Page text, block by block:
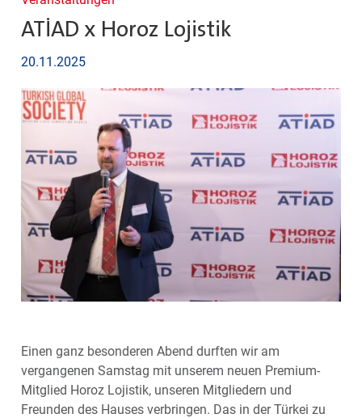
ATİAD x Horoz Lojistik
20.11.2025
Einen ganz besonderen Abend durften wir am
vergangenen Samstag mit unserem neuen Premium-
Mitglied Horoz Lojistik, unseren Mitgliedern und
Freunden des Hauses verbringen. Das in der Türkei zu